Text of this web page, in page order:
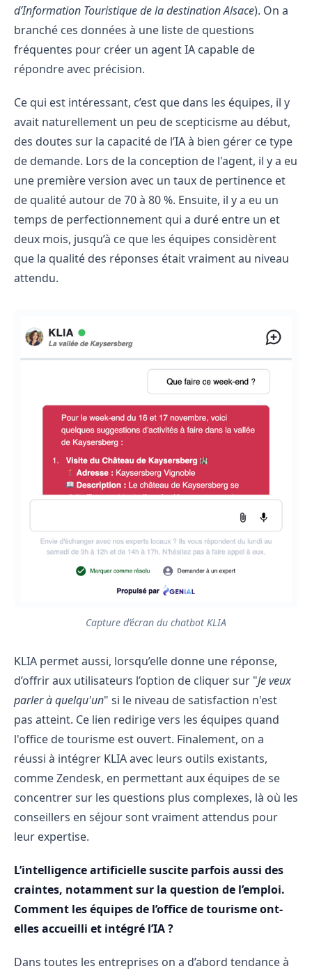
d’Information Touristique de la destination Alsace). On a
branché ces données à une liste de questions
fréquentes pour créer un agent IA capable de
répondre avec précision.
Ce qui est intéressant, c’est que dans les équipes, il y
avait naturellement un peu de scepticisme au début,
des doutes sur la capacité de l’IA à bien gérer ce type
de demande. Lors de la conception de l'agent, il y a eu
une première version avec un taux de pertinence et
de qualité autour de 70 à 80 %. Ensuite, il y a eu un
temps de perfectionnement qui a duré entre un et
deux mois, jusqu’à ce que les équipes considèrent
que la qualité des réponses était vraiment au niveau
attendu.
Capture d’écran du chatbot KLIA
KLIA permet aussi, lorsqu’elle donne une réponse,
d’offrir aux utilisateurs l’option de cliquer sur "Je veux
parler à quelqu'un" si le niveau de satisfaction n'est
pas atteint. Ce lien redirige vers les équipes quand
l'office de tourisme est ouvert. Finalement, on a
réussi à intégrer KLIA avec leurs outils existants,
comme Zendesk, en permettant aux équipes de se
concentrer sur les questions plus complexes, là où les
conseillers en séjour sont vraiment attendus pour
leur expertise.
L’intelligence artificielle suscite parfois aussi des
craintes, notamment sur la question de l’emploi.
Comment les équipes de l’office de tourisme ont-
elles accueilli et intégré l’IA ?
Dans toutes les entreprises on a d’abord tendance à